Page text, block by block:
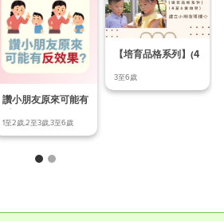
讚小朋友原來可能有
反效果？
1至2歲,2至3歲,3至6歲
【培育品格系列】(4
3至6歲